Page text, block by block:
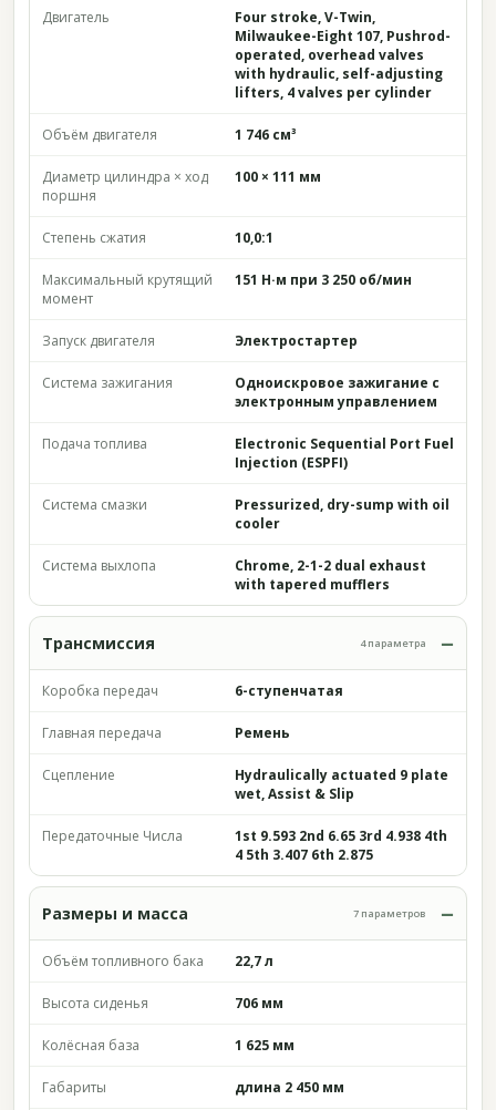
Двигатель
Four stroke, V-Twin,
Milwaukee-Eight 107, Pushrod-
operated, overhead valves
with hydraulic, self-adjusting
lifters, 4 valves per cylinder
Объём двигателя 1 746 см³
Диаметр цилиндра × ход
поршня
100 × 111 мм
Степень сжатия 10,0:1
Максимальный крутящий
момент
151 Н·м при 3 250 об/мин
Запуск двигателя Электростартер
Система зажигания
Одноискровое зажигание с
электронным управлением
Подача топлива
Electronic Sequential Port Fuel
Injection (ESPFI)
Система смазки
Pressurized, dry-sump with oil
cooler
Система выхлопа
Chrome, 2-1-2 dual exhaust
with tapered mufflers
Трансмиссия 4 параметра
Коробка передач 6-ступенчатая
Главная передача Ремень
Сцепление
Hydraulically actuated 9 plate
wet, Assist & Slip
Передаточные Числа
1st 9.593 2nd 6.65 3rd 4.938 4th
4 5th 3.407 6th 2.875
Размеры и масса 7 параметров
Объём топливного бака 22,7 л
Высота сиденья 706 мм
Колёсная база 1 625 мм
Габариты длина 2 450 мм